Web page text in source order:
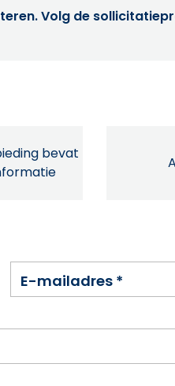
Volg de
bevat
E-mailadres *